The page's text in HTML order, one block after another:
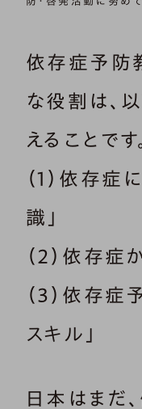
依存症予防
な役割は、
えることです。
（1）依存症
識」
（2）依存症
（3）依存症
スキル」
日本はまだ